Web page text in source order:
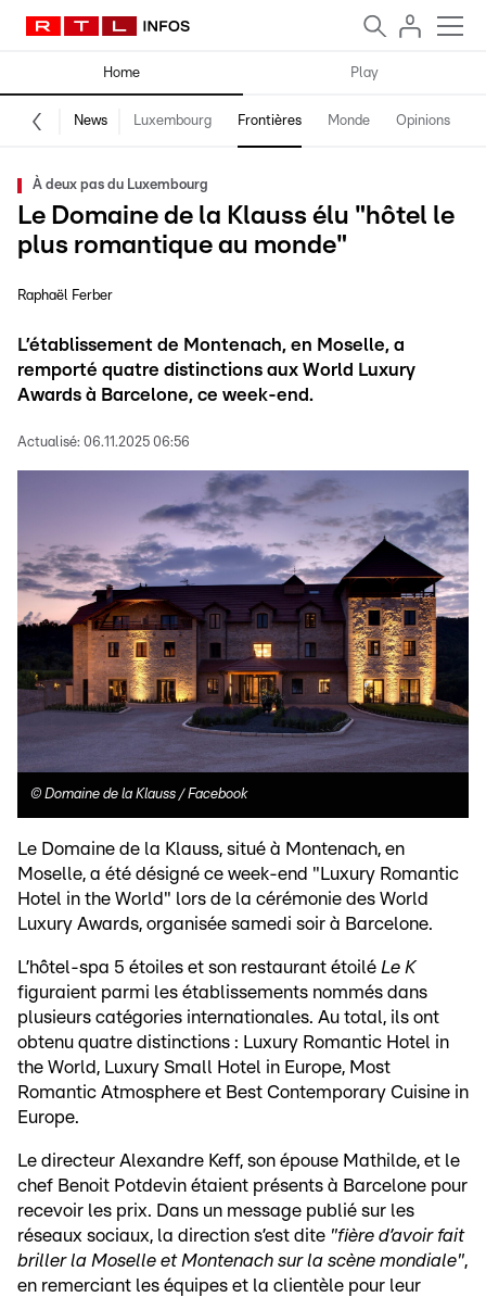
Home Play
News Luxembourg Frontières Monde Opinions
À deux pas du Luxembourg
Le Domaine de la Klauss élu "hôtel le
plus romantique au monde"
Raphaël Ferber
L’établissement de Montenach, en Moselle, a
remporté quatre distinctions aux World Luxury
Awards à Barcelone, ce week-end.
Actualisé: 06.11.2025 06:56
© Domaine de la Klauss / Facebook
Le Domaine de la Klauss, situé à Montenach, en
Moselle, a été désigné ce week-end "Luxury Romantic
Hotel in the World" lors de la cérémonie des World
Luxury Awards, organisée samedi soir à Barcelone.
L’hôtel-spa 5 étoiles et son restaurant étoilé Le K
figuraient parmi les établissements nommés dans
plusieurs catégories internationales. Au total, ils ont
obtenu quatre distinctions : Luxury Romantic Hotel in
the World, Luxury Small Hotel in Europe, Most
Romantic Atmosphere et Best Contemporary Cuisine in
Europe.
Le directeur Alexandre Keff, son épouse Mathilde, et le
chef Benoit Potdevin étaient présents à Barcelone pour
recevoir les prix. Dans un message publié sur les
réseaux sociaux, la direction s’est dite "fière d’avoir fait
briller la Moselle et Montenach sur la scène mondiale",
en remerciant les équipes et la clientèle pour leur